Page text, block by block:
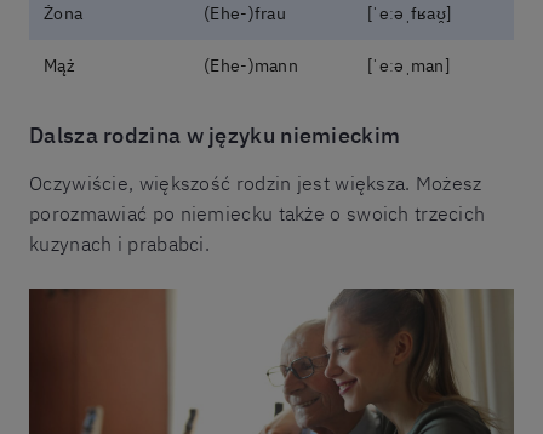
Żona (Ehe-)frau [ˈeːəˌfʁaʊ̯]
Mąż (Ehe-)mann [ˈeːəˌman]
Dalsza rodzina w języku niemieckim
Oczywiście, większość rodzin jest większa. Możesz
porozmawiać po niemiecku także o swoich trzecich
kuzynach i prababci.